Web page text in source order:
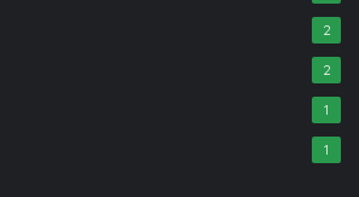
2
2
1
1